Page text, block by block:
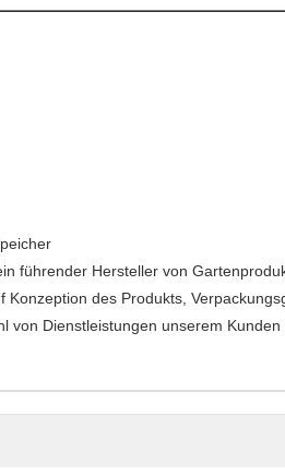
führender Hersteller von
des Produkts,
von Dienstleistungen unserem